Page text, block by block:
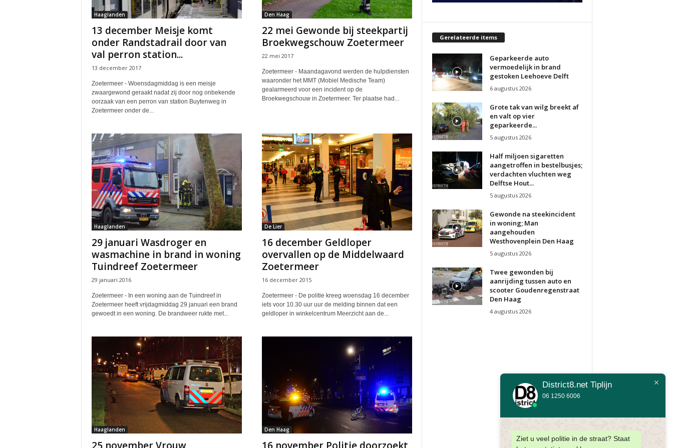
Haaglanden
13 december Meisje komt
onder Randstadrail door van
val perron station...
13 december 2017
Zoetermeer - Woensdagmiddag is een meisje
zwaargewond geraakt nadat zij door nog onbekende
oorzaak van een perron van station Buytenweg in
Zoetermeer onder de...
Den Haag
22 mei Gewonde bij steekpartij
Broekwegschouw Zoetermeer
22 mei 2017
Zoetermeer - Maandagavond werden de hulpdiensten
waaronder het MMT (Mobiel Medische Team)
gealarmeerd voor een incident op de
Broekwegschouw in Zoetermeer. Ter plaatse had...
Haaglanden
29 januari Wasdroger en
wasmachine in brand in woning
Tuindreef Zoetermeer
29 januari 2016
Zoetermeer - In een woning aan de Tuindreef in
Zoetermeer heeft vrijdagmiddag 29 januari een brand
gewoedt in een woning. De brandweer rukte met...
De Lier
16 december Geldloper
overvallen op de Middelwaard
Zoetermeer
16 december 2015
Zoetermeer - De politie kreeg woensdag 16 december
iets voor 10.30 uur uur de melding binnen dat een
geldloper in winkelcentrum Meerzicht aan de...
Haaglanden Den Haag
Gerelateerde items
Geparkeerde auto
vermoedelijk in brand
gestoken Leehoeve Delft
6 augustus 2026
Grote tak van wilg breekt af
en valt op vier
geparkeerde...
5 augustus 2026
Half miljoen sigaretten
aangetroffen in bestelbusjes;
verdachten vluchten weg
Delftse Hout...
5 augustus 2026
Gewonde na steekincident
in woning; Man
aangehouden
Westhovenplein Den Haag
5 augustus 2026
Twee gewonden bij
aanrijding tussen auto en
scooter Goudenregenstraat
Den Haag
4 augustus 2026
District8.net Tiplijn
06 1250 6006
Ziet u veel politie in de straat? Staat